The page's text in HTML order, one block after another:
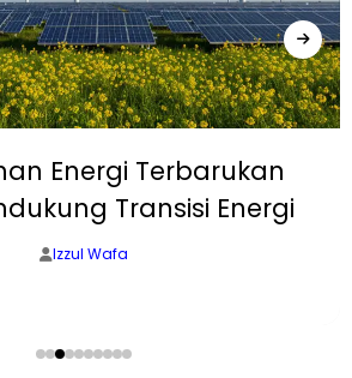
Energi Terbarukan
Transisi Energi
Izzul Wafa